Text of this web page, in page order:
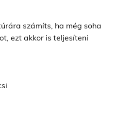
számíts, ha még soha
ezt akkor is teljesíteni